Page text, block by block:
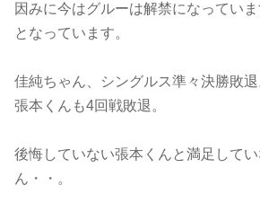
因みに今はグルーは解禁になってい
となっています。
佳純ちゃん、シングルス準々決勝敗退
張本くんも4回戦敗退。
後悔していない張本くんと満足して
ん・・。